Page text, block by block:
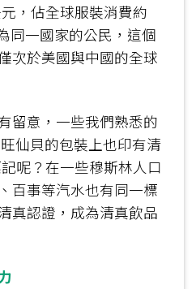
，佔全球服裝消費約
同一國家的公民，這個
次於美國與中國的全球
留意，一些我們熟悉的
仙貝的包裝上也印有清
呢？在一些穆斯林人口
百事等汽水也有同一標
真認證，成為清真飲品